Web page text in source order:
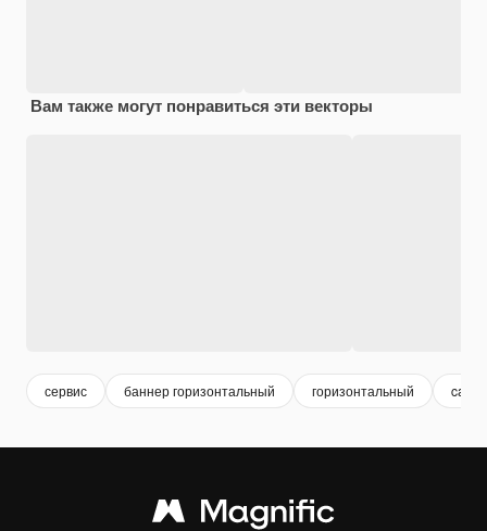
Вам также могут понравиться эти векторы
сервис баннер горизонтальный горизонтальный car